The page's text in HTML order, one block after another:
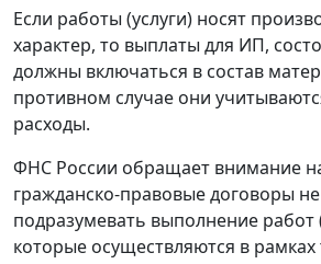
Если работы (услуги) носят
характер, то выплаты для ИП,
должны включаться в состав
противном случае они
расходы.
ФНС России обращает внимание
гражданско-правовые договоры
подразумевать выполнение работ
которые осуществляются в рамках